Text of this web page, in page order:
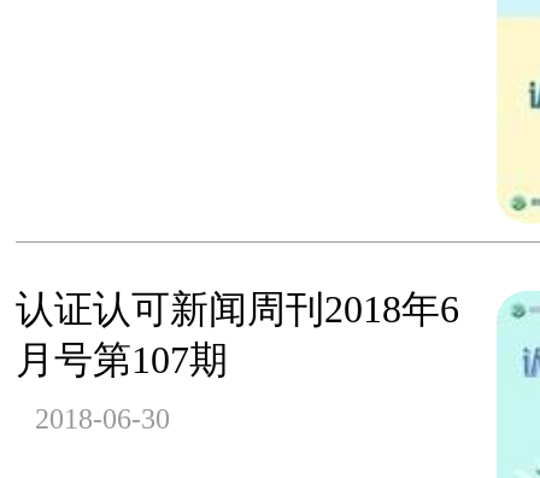
认证认可新闻周刊2018年6
月号第107期
2018-06-30